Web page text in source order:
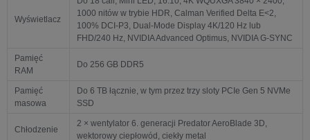
Wyświetlacz
1000 nitów w trybie HDR, Calman Verified Delta E<2,
100% DCI-P3, Dual-Mode Display 4K/120 Hz lub
FHD/240 Hz, NVIDIA Advanced Optimus, NVIDIA G-SYNC
Pamięć
RAM
Do 256 GB DDR5
Pamięć
masowa
Do 6 TB łącznie, w tym przez trzy sloty PCIe Gen 5 NVMe
SSD
Chłodzenie
2 × wentylator 6. generacji Predator AeroBlade 3D,
wektorowy ciepłowód, ciekły metal